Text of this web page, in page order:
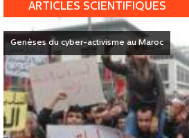
Genèses du cyber-activisme au Maroc
ARTICLES SCIENTIFIQUES